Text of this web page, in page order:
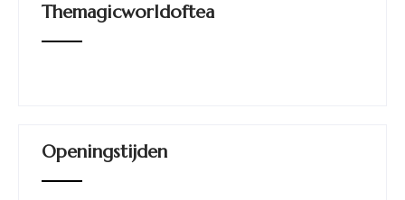
Themagicworldoftea
Openingstijden